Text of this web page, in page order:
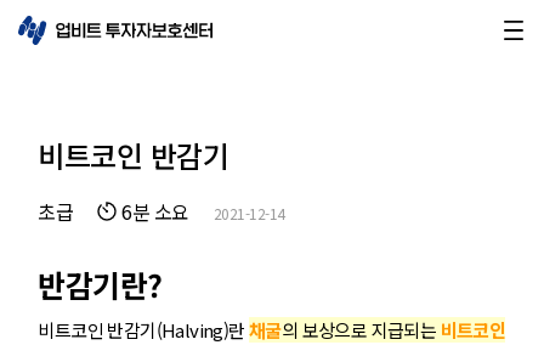
비트코인 반감기
초급 6분 소요 2021-12-14
반감기란?
비트코인 반감기(Halving)란채굴의 보상으로 지급되는 비트코인